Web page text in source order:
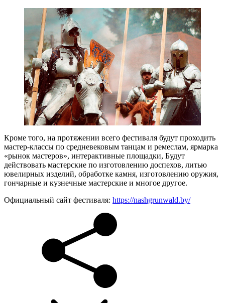
Кроме того, на протяжении всего фестиваля будут проходить
мастер-классы по средневековым танцам и ремеслам, ярмарка
«рынок мастеров», интерактивные площадки, Будут
действовать мастерские по изготовлению доспехов, литью
ювелирных изделий, обработке камня, изготовлению оружия,
гончарные и кузнечные мастерские и многое другое.
Официальный сайт фестиваля: https://nashgrunwald.by/